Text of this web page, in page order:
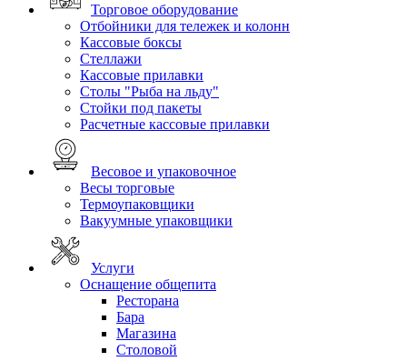
Торговое оборудование
Отбойники для тележек и колонн
Кассовые боксы
Стеллажи
Кассовые прилавки
Столы "Рыба на льду"
Стойки под пакеты
Расчетные кассовые прилавки
Весовое и упаковочное
Весы торговые
Термоупаковщики
Вакуумные упаковщики
Услуги
Оснащение общепита
Ресторана
Бара
Магазина
Столовой